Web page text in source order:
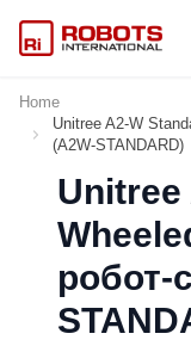
Home
Unitree A2-W
(A2W-STANDARD)
Unitree
робот-